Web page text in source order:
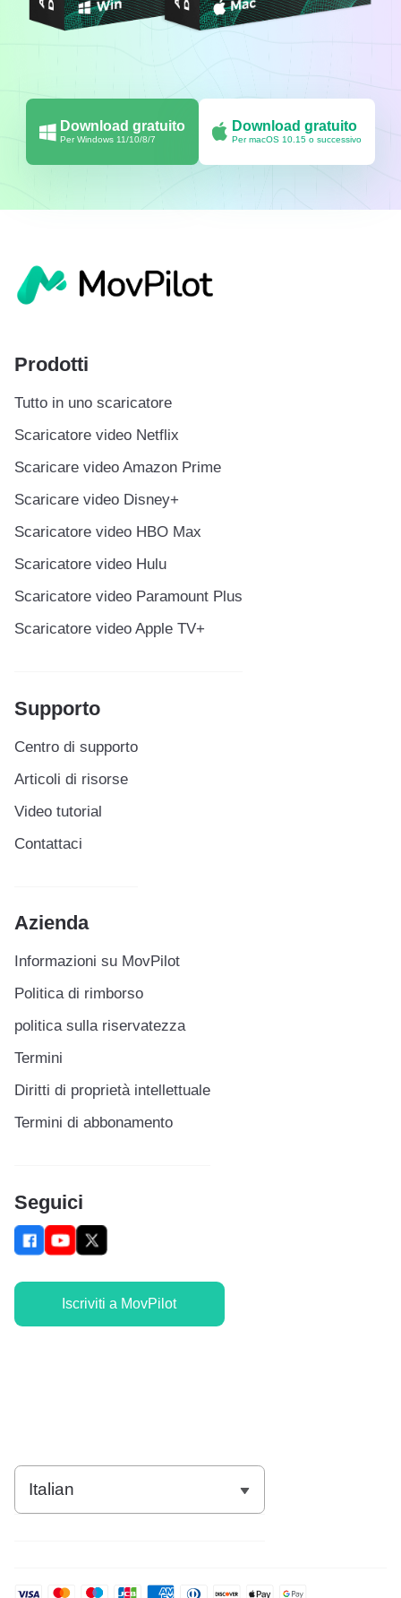
Download gratuito
Per Windows 11/10/8/7
Download gratuito
Per macOS 10.15 o successivo
Prodotti
Tutto in uno scaricatore
Scaricatore video Netflix
Scaricare video Amazon Prime
Scaricare video Disney+
Scaricatore video HBO Max
Scaricatore video Hulu
Scaricatore video Paramount Plus
Scaricatore video Apple TV+
Supporto
Centro di supporto
Articoli di risorse
Video tutorial
Contattaci
Azienda
Informazioni su MovPilot
Politica di rimborso
politica sulla riservatezza
Termini
Diritti di proprietà intellettuale
Termini di abbonamento
Seguici
Iscriviti a MovPilot